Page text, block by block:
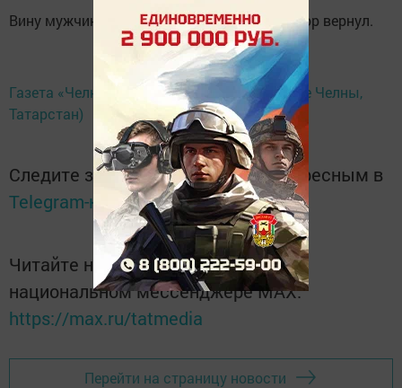
Вину мужчина признал полностью, телевизор вернул.
Газета «Челнинские известия» (Набережные Челны,
Татарстан)
Следите за самым важным и интересным в
Telegram-каналеТатмедиа
Читайте новости Татарстана в
национальном мессенджере MАХ:
https://max.ru/tatmedia
Перейти на страницу новости